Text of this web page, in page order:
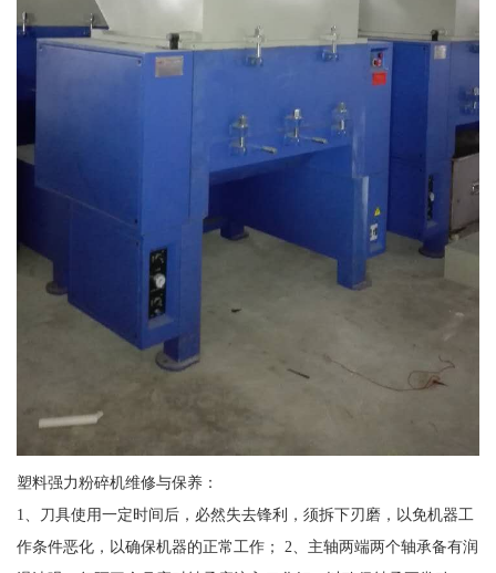
塑料强力粉碎机维修与保养：
1、刀具使用一定时间后，必然失去锋利，须拆下刃磨，以免机器工
作条件恶化，以确保机器的正常工作； 2、主轴两端两个轴承备有润